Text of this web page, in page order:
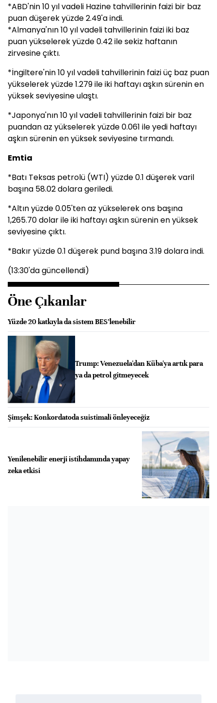
*ABD'nin 10 yıl vadeli Hazine tahvillerinin faizi bir baz
puan düşerek yüzde 2.49'a indi.
*Almanya'nın 10 yıl vadeli tahvillerinin faizi iki baz
puan yükselerek yüzde 0.42 ile sekiz haftanın
zirvesine çıktı.
*İngiltere'nin 10 yıl vadeli tahvillerinin faizi üç baz puan
yükselerek yüzde 1.279 ile iki haftayı aşkın sürenin en
yüksek seviyesine ulaştı.
*Japonya'nın 10 yıl vadeli tahvillerinin faizi bir baz
puandan az yükselerek yüzde 0.061 ile yedi haftayı
aşkın sürenin en yüksek seviyesine tırmandı.
Emtia
*Batı Teksas petrolü (WTI) yüzde 0.1 düşerek varil
başına 58.02 dolara geriledi.
*Altın yüzde 0.05'ten az yükselerek ons başına
1,265.70 dolar ile iki haftayı aşkın sürenin en yüksek
seviyesine çıktı.
*Bakır yüzde 0.1 düşerek pund başına 3.19 dolara indi.
(13:30'da güncellendi)
Öne Çıkanlar
Yüzde 20 katkıyla da sistem BES’lenebilir
Trump: Venezuela'dan Küba'ya artık para
ya da petrol gitmeyecek
Şimşek: Konkordatoda suistimali önleyeceğiz
Yenilenebilir enerji istihdamında yapay
zeka etkisi